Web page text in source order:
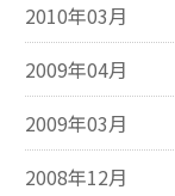
2010年03月
2009年04月
2009年03月
2008年12月